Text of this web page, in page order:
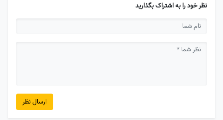
نظر خود را به اشتراک بگذارید
ارسال نظر